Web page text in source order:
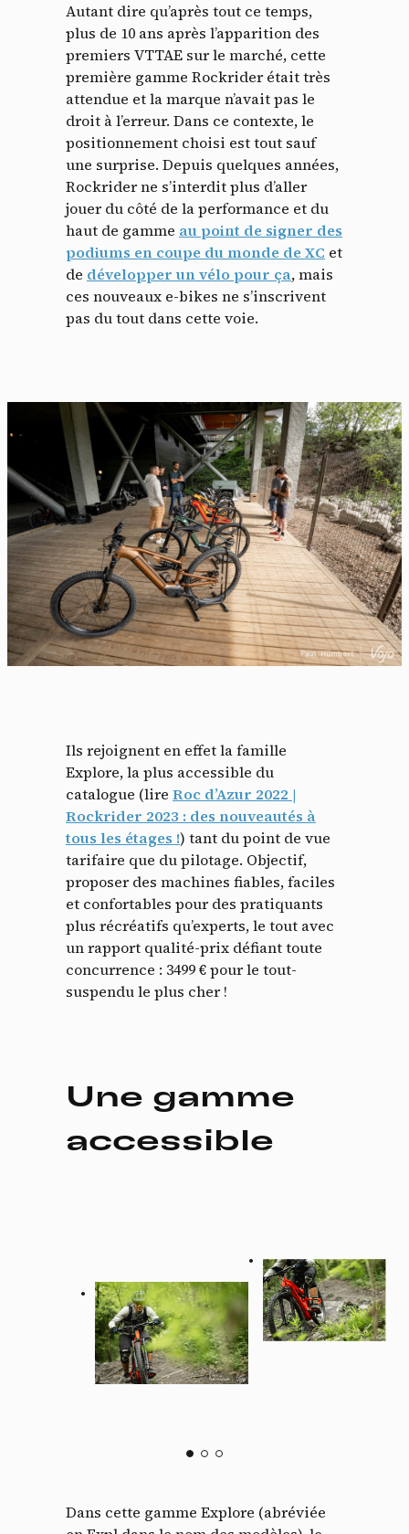
Autant dire qu’après tout ce temps,
plus de 10 ans après l’apparition des
premiers VTTAE sur le marché, cette
première gamme Rockrider était très
attendue et la marque n’avait pas le
droit à l’erreur. Dans ce contexte, le
positionnement choisi est tout sauf
une surprise. Depuis quelques années,
Rockrider ne s’interdit plus d’aller
jouer du côté de la performance et du
haut de gamme au point de signer des
podiums en coupe du monde de XC et
de développer un vélo pour ça, mais
ces nouveaux e-bikes ne s’inscrivent
pas du tout dans cette voie.
Ils rejoignent en effet la famille
Explore, la plus accessible du
catalogue (lire Roc d’Azur 2022 |
Rockrider 2023 : des nouveautés à
tous les étages !) tant du point de vue
tarifaire que du pilotage. Objectif,
proposer des machines fiables, faciles
et confortables pour des pratiquants
plus récréatifs qu’experts, le tout avec
un rapport qualité-prix défiant toute
concurrence : 3499 € pour le tout-
suspendu le plus cher !
Une gamme
accessible
Dans cette gamme Explore (abréviée